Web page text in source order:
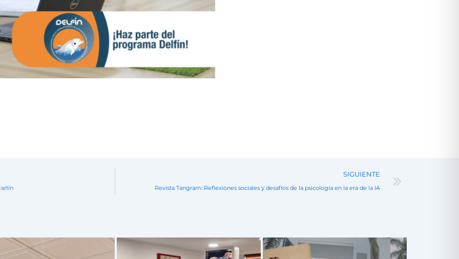
SIGUIENTE
Revista Tangram: Reflexiones sociales y desafíos de la psicología en la era de la IA